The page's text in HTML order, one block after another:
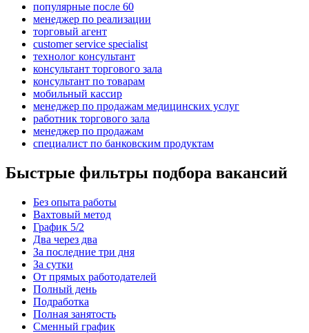
популярные после 60
менеджер по реализации
торговый агент
customer service specialist
технолог консультант
консультант торгового зала
консультант по товарам
мобильный кассир
менеджер по продажам медицинских услуг
работник торгового зала
менеджер по продажам
специалист по банковским продуктам
Быстрые фильтры подбора вакансий
Без опыта работы
Вахтовый метод
График 5/2
Два через два
За последние три дня
За сутки
От прямых работодателей
Полный день
Подработка
Полная занятость
Сменный график